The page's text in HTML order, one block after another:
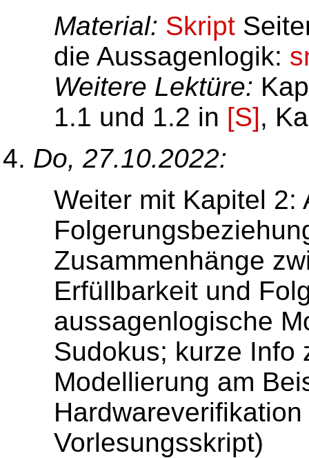
Material: Skript
die Aussagenlogik:
Weitere Lektüre:
1.1 und 1.2 in [S],
Do, 27.10.2022:
Weiter mit Kapitel 2:
Zusammenhänge
Erfüllbarkeit und
aussagenlogische
Sudokus; kurze Info
Modellierung am
Vorlesungsskript)